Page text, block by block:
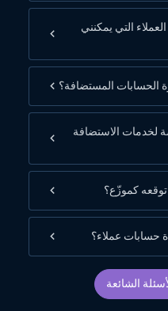
التي يمكنني
الحسابات المستضافة؟
لخدمات الاستضافة
توقعه كموزّع؟
حسابات عملاء؟
الشائعة